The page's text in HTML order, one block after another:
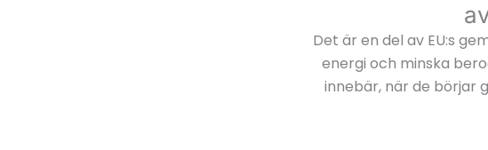
Det är en del av EU:s
energi och minska
innebär, när de börjar